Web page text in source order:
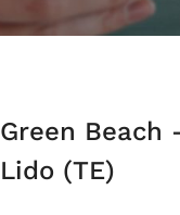
Green
Lido (TE)